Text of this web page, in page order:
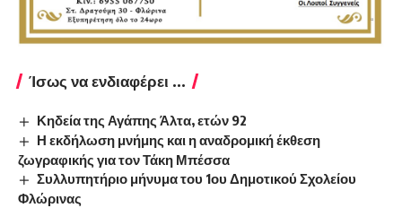
Ίσως να ενδιαφέρει ...
Κηδεία της Αγάπης Άλτα, ετών 92
Η εκδήλωση μνήμης και η αναδρομική έκθεση
ζωγραφικής για τον Τάκη Μπέσσα
Συλλυπητήριο μήνυμα του 1ου Δημοτικού Σχολείου
Φλώρινας